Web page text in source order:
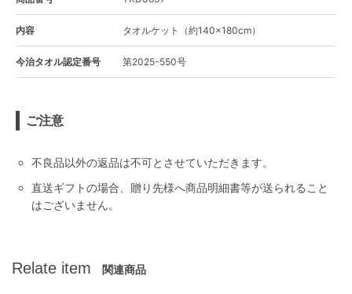
内容 タオルケット（約140×180cm）
今治タオル認定番号 第2025-550号
ご注意
不良品以外の返品は不可とさせていただきます。
直送ギフトの場合、贈り先様へ商品明細書等が送られること
はございません。
Relate item 関連商品